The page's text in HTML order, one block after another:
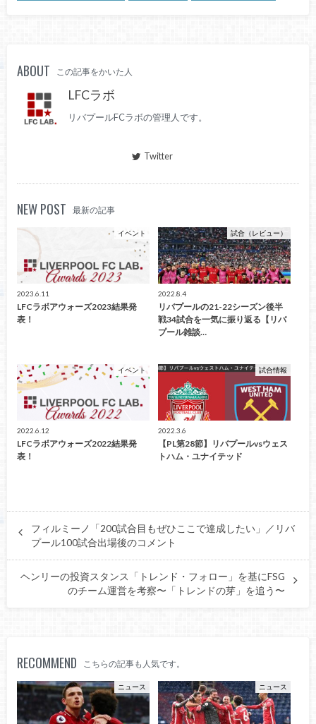
ABOUT この記事をかいた人
LFCラボ
リバプールFCラボの管理人です。
Twitter
NEW POST 最新の記事
イベント
2023.6.11
LFCラボアウォーズ2023結果発
表！
試合（レビュー）
2022.8.4
リバプールの21-22シーズン後半
戦34試合を一気に振り返る【リバ
プール雑談…
イベント
2022.6.12
LFCラボアウォーズ2022結果発
表！
試合情報
2022.3.6
【PL第28節】リバプールvsウェス
トハム・ユナイテッド
フィルミーノ「200試合目もぜひここで達成したい」／リバ
プール100試合出場後のコメント
ヘンリーの投資スタンス「トレンド・フォロー」を基にFSG
のチーム運営を考察〜「トレンドの芽」を追う〜
RECOMMEND こちらの記事も人気です。
ニュース ニュース